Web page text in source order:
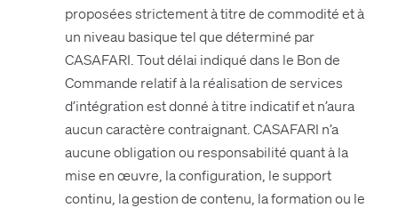
proposées strictement à titre de commodité et à
un niveau basique tel que déterminé par
CASAFARI. Tout délai indiqué dans le Bon de
Commande relatif à la réalisation de services
d’intégration est donné à titre indicatif et n’aura
aucun caractère contraignant. CASAFARI n’a
aucune obligation ou responsabilité quant à la
mise en œuvre, la configuration, le support
continu, la gestion de contenu, la formation ou le